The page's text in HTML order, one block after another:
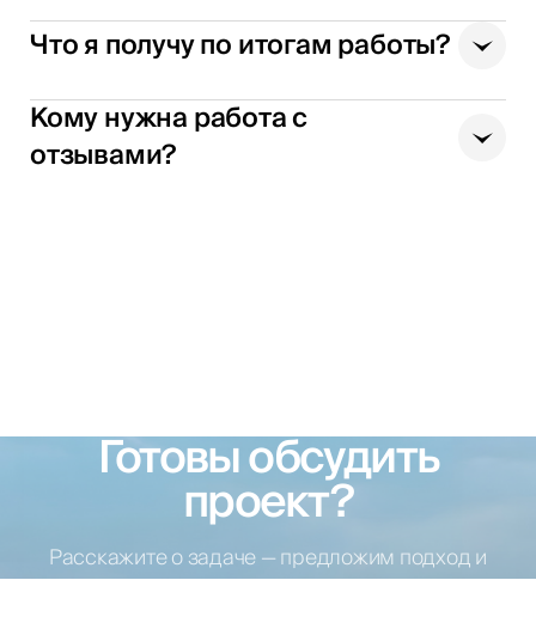
Что я получу по итогам работы?
Кому нужна работа с
отзывами?
Готовы обсудить
проект?
Расскажите о задаче — предложим подход и
варианты решений